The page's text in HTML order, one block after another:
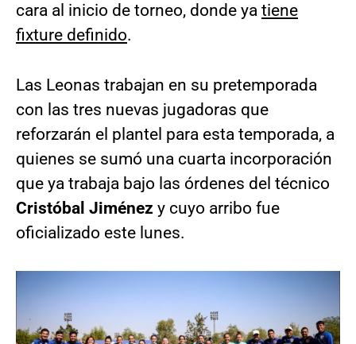
cara al inicio de torneo, donde ya tiene
fixture definido.
Las Leonas trabajan en su pretemporada
con las tres nuevas jugadoras que
reforzarán el plantel para esta temporada, a
quienes se sumó una cuarta incorporación
que ya trabaja bajo las órdenes del técnico
Cristóbal Jiménez y cuyo arribo fue
oficializado este lunes.